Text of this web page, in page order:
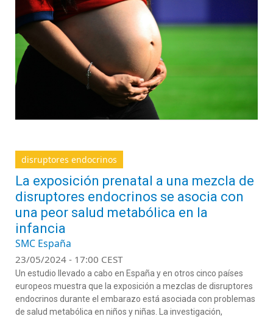
disruptores endocrinos
La exposición prenatal a una mezcla de
disruptores endocrinos se asocia con
una peor salud metabólica en la
infancia
SMC España
23/05/2024 - 17:00 CEST
Un estudio llevado a cabo en España y en otros cinco países
europeos muestra que la exposición a mezclas de disruptores
endocrinos durante el embarazo está asociada con problemas
de salud metabólica en niños y niñas. La investigación,